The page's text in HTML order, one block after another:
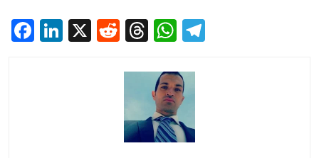
F
Li
X
R
d
di
t
T
e
a
d
s
W
at
s
A
p